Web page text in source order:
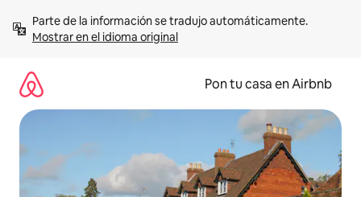
contenidoMostrar en el idioma original
Pon tu casa en Airbnb